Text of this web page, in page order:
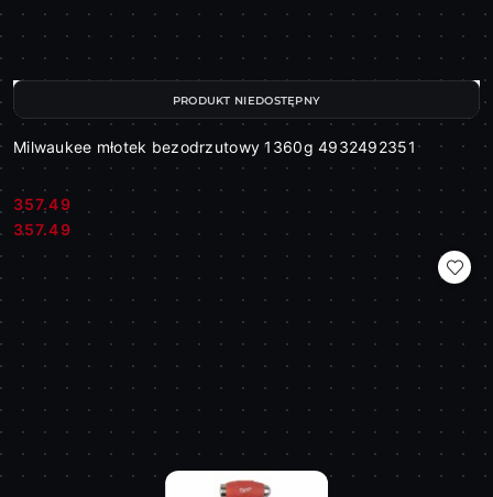
Milwaukee młotek bezodrzutowy 1360g 4932492351
Cena:
357.49
Cena:
357.49
PRODUKT NIEDOSTĘPNY